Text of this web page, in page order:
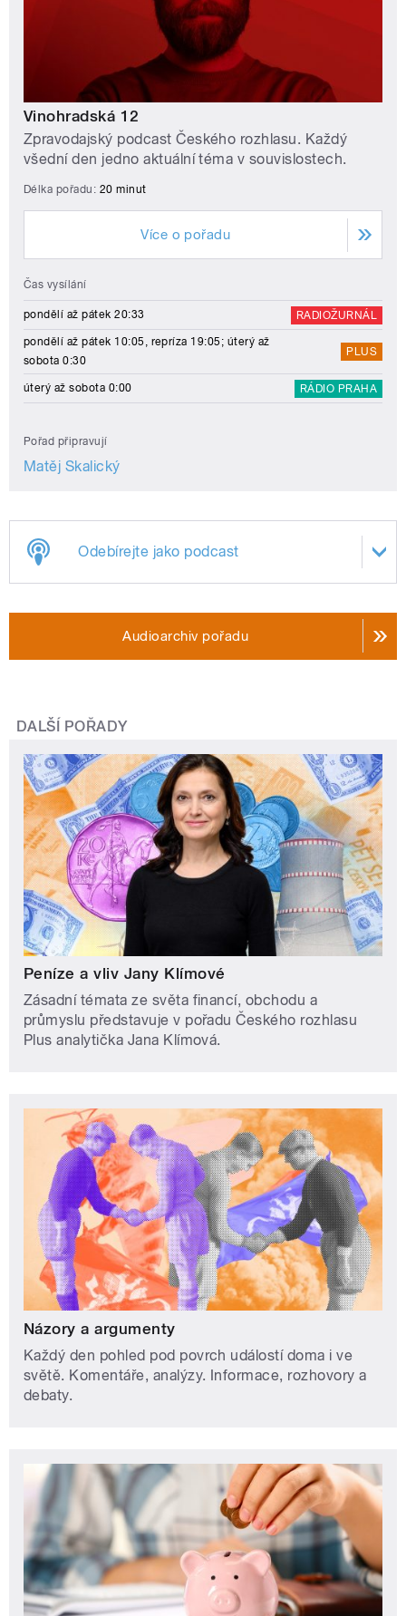
Vinohradská 12
Zpravodajský podcast Českého rozhlasu. Každý
všední den jedno aktuální téma v souvislostech.
Délka pořadu: 20 minut
Více o pořadu
Čas vysílání
pondělí až pátek 20:33 RADIOŽURNÁL
pondělí až pátek 10:05, repríza 19:05; úterý až
sobota 0:30
PLUS
úterý až sobota 0:00 RÁDIO PRAHA
Pořad připravují
Matěj Skalický
Odebírejte jako podcast
Audioarchiv pořadu
DALŠÍ POŘADY
Peníze a vliv Jany Klímové
Zásadní témata ze světa financí, obchodu a
průmyslu představuje v pořadu Českého rozhlasu
Plus analytička Jana Klímová.
Názory a argumenty
Každý den pohled pod povrch událostí doma i ve
světě. Komentáře, analýzy. Informace, rozhovory a
debaty.